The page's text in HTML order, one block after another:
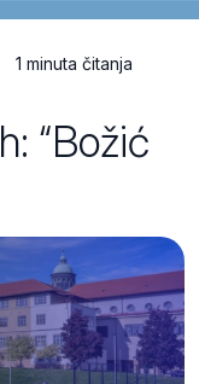
1 minuta čitanja
“Božić